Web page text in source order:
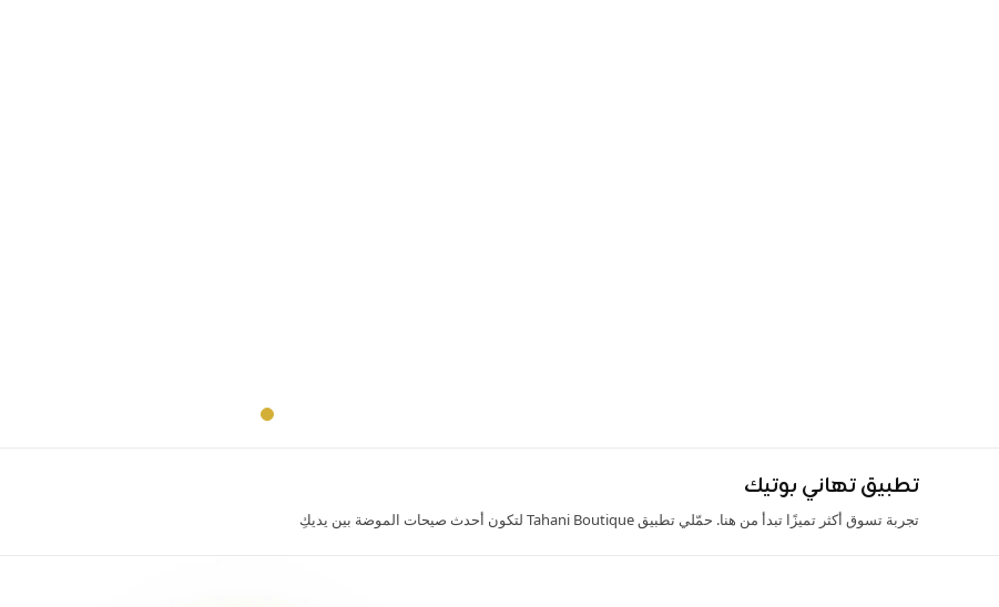
تطبيق تهاني بوتيك
تجربة تسوق أكثر تميزًا تبدأ من هنا. حمّلي تطبيق Tahani Boutique لتكون أحدث صيحات الموضة بين يديكِ